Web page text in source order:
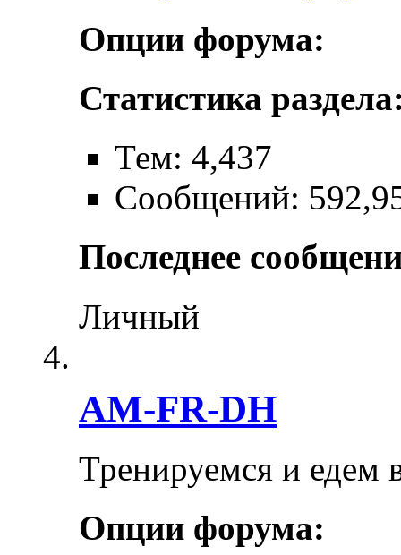
Опции форума:
Статистика
Тем: 4,437
Сообщений:
Последнее
Личный
AM-FR-DH
Тренируемся и едем
Опции форума: